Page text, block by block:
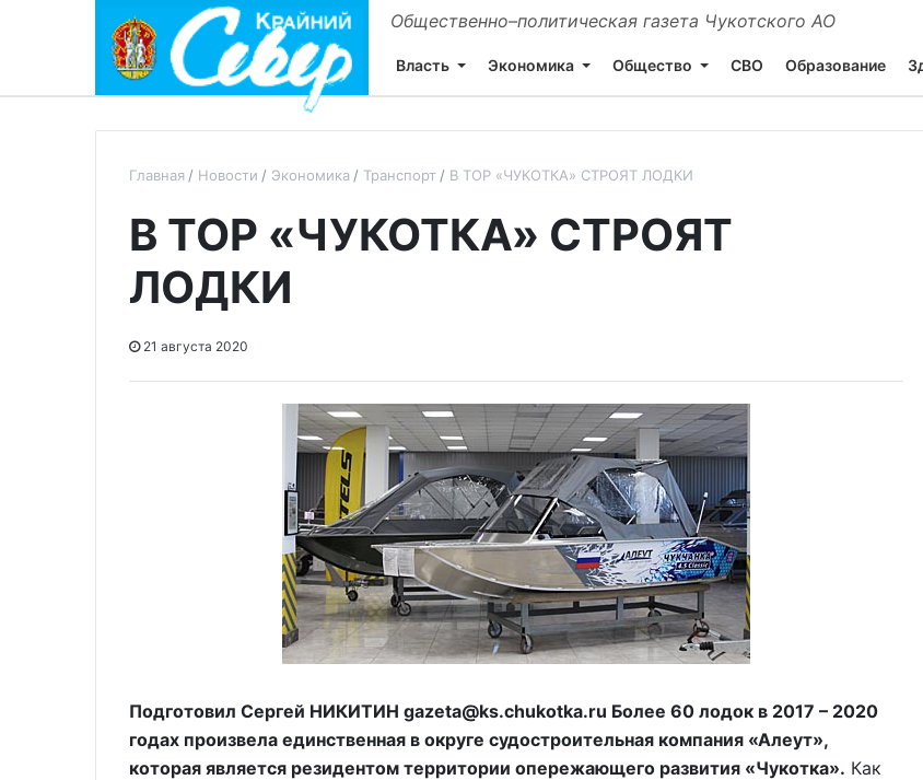
Общественно–политическая газета Чукотского АО
Власть Экономика Общество СВО Образование
Главная Новости Экономика Транспорт В ТОР «ЧУКОТКА» СТРОЯТ ЛОДКИ
В ТОР «ЧУКОТКА» СТРОЯТ
ЛОДКИ
21 августа 2020
Подготовил Сергей НИКИТИН gazeta@ks.chukotka.ru Более 60 лодок в 2017 – 2020
годах произвела единственная в округе судостроительная компания «Алеут»,
которая является резидентом территории опережающего развития «Чукотка». Как